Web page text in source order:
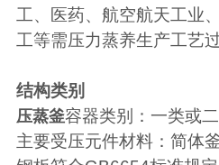
工、医药、航空航天工业
工等需压力蒸养生产工艺
结构类别
压蒸釜容器类别：一类或
主要受压元件材料：简体